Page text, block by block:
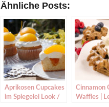
Ähnliche Posts:
Aprikosen Cupcakes
im Spiegelei Look /
Cinnamon
Waffles |